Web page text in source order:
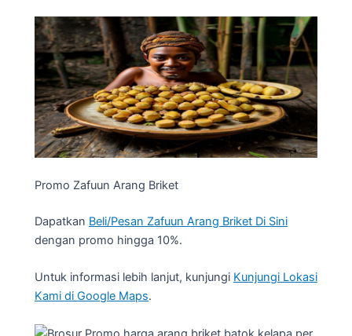
Promo Zafuun Arang Briket
Dapatkan Beli/Pesan Zafuun Arang Briket Di Sini
dengan promo hingga 10%.
Untuk informasi lebih lanjut, kunjungi Kunjungi Lokasi
Kami di Google Maps.